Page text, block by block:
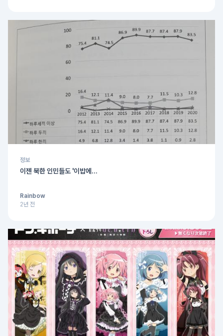
정보
이젠 북한 인민들도 '이밥에...
Rainbow
2년 전